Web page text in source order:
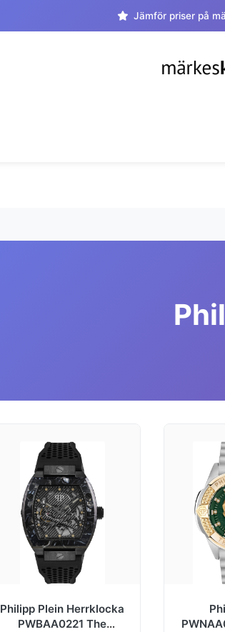
Jämför priser på
Philipp Plein Herrklocka
PWBAA0221 The